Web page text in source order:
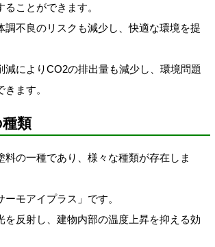
ことができます。
調不良のリスクも減少し、快適な環境を提
減によりCO2の排出量も減少し、環境問題
ます。
類
料の一種であり、様々な種類が存在しま
ーモアイプラス」です。
を反射し、建物内部の温度上昇を抑える効